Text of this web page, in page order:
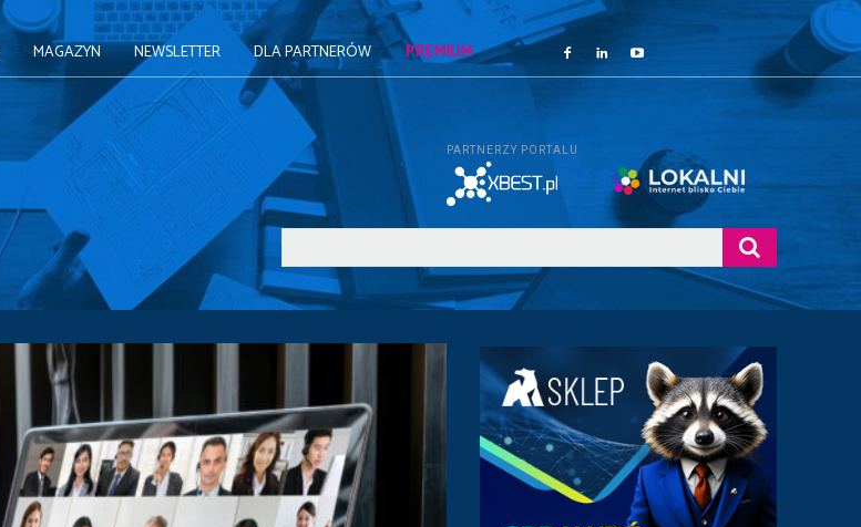
MAGAZYN NEWSLETTER DLA PARTNERÓW PREMIUM
PARTNERZY PORTALU